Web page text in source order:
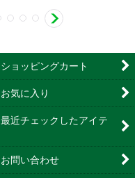
ショッピングカート
お気に入り
最近チェックしたアイテ
お問い合わせ